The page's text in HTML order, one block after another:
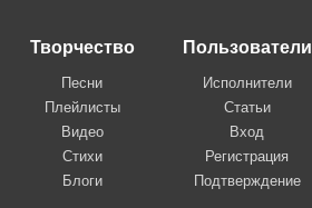
Творчество
Песни
Плейлисты
Видео
Стихи
Блоги
Пользователи
Исполнители
Статьи
Вход
Регистрация
Подтверждение